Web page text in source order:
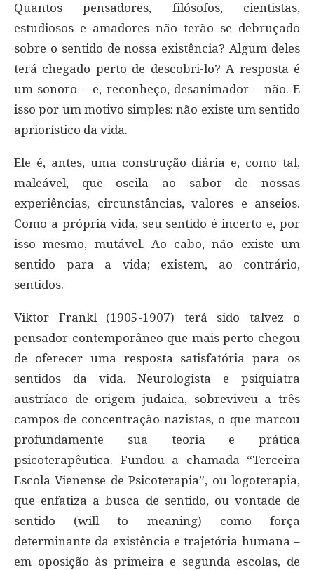
Quantos pensadores, filósofos, cientistas,
estudiosos e amadores não terão se debruçado
sobre o sentido de nossa existência? Algum deles
terá chegado perto de descobri-lo? A resposta é
um sonoro – e, reconheço, desanimador – não. E
isso por um motivo simples: não existe um sentido
apriorístico da vida.
Ele é, antes, uma construção diária e, como tal,
maleável, que oscila ao sabor de nossas
experiências, circunstâncias, valores e anseios.
Como a própria vida, seu sentido é incerto e, por
isso mesmo, mutável. Ao cabo, não existe um
sentido para a vida; existem, ao contrário,
sentidos.
Viktor Frankl (1905-1907) terá sido talvez o
pensador contemporâneo que mais perto chegou
de oferecer uma resposta satisfatória para os
sentidos da vida. Neurologista e psiquiatra
austríaco de origem judaica, sobreviveu a três
campos de concentração nazistas, o que marcou
profundamente sua teoria e prática
psicoterapêutica. Fundou a chamada “Terceira
Escola Vienense de Psicoterapia”, ou logoterapia,
que enfatiza a busca de sentido, ou vontade de
sentido (will to meaning) como força
determinante da existência e trajetória humana –
em oposição às primeira e segunda escolas, de